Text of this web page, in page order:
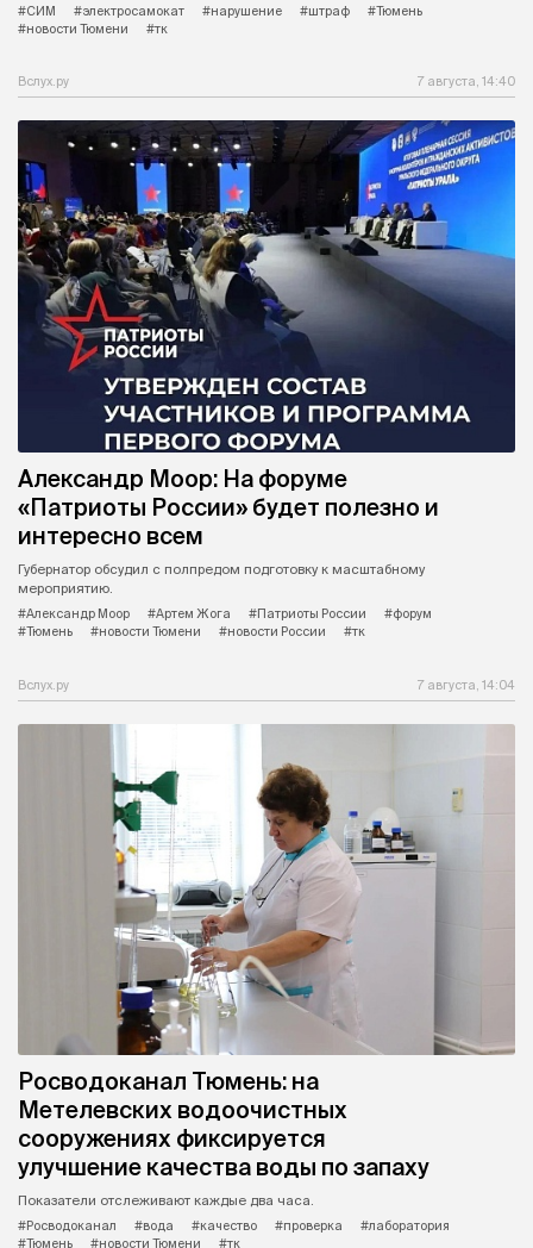
#СИМ #электросамокат #нарушение #штраф
#Тюмень
#новости Тюмени
#тк
Вслух.ру 7 августа, 14:40
Александр Моор: На форуме
«Патриоты России» будет полезно и
интересно всем
Губернатор обсудил с полпредом подготовку к масштабному
мероприятию.
#Александр Моор
#Артем Жога #Патриоты России
#форум
#Тюмень
#новости Тюмени #новости России #тк
Вслух.ру 7 августа, 14:04
Росводоканал Тюмень: на
Метелевских водоочистных
сооружениях фиксируется
улучшение качества воды по запаху
Показатели отслеживают каждые два часа.
#Росводоканал
#вода #качество #проверка
#лаборатория
#Тюмень
#новости Тюмени #тк